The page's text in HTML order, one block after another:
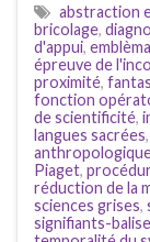
abstraction
bricolage,
d'appui,
épreuve de
proximité,
fonction
de scientificité,
langues sacrées,
Piaget,
réduction de la
sciences grises,
signifiants-